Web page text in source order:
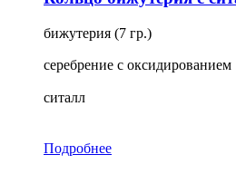
бижутерия (7 гр.)
серебрение с оксидированием
ситалл
Подробнее